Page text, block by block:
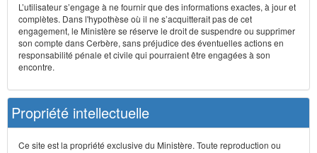
L’utilisateur s’engage à ne fournir que des informations exactes, à jour et
complètes. Dans l'hypothèse où il ne s’acquitterait pas de cet
engagement, le Ministère se réserve le droit de suspendre ou supprimer
son compte dans Cerbère, sans préjudice des éventuelles actions en
responsabilité pénale et civile qui pourraient être engagées à son
encontre.
Propriété intellectuelle
Ce site est la propriété exclusive du Ministère. Toute reproduction ou